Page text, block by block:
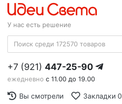
У нас есть решение
+7 (921) 447-25-90
ежедневно с 11.00 до 19.00
Вы смотрели Закладки 0